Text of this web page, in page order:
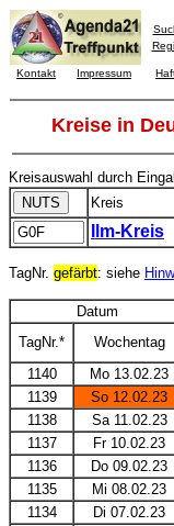
Kontakt Impressum
Kreise in
Kreisauswahl durch
Kreis
Ilm-Kreis
TagNr. gefärbt: siehe
Datum
TagNr.*
Wochentag
1140
Mo 13.02.23
1139
So 12.02.23
1138
Sa 11.02.23
1137
Fr 10.02.23
1136
Do 09.02.23
1135
Mi 08.02.23
1134
Di 07.02.23